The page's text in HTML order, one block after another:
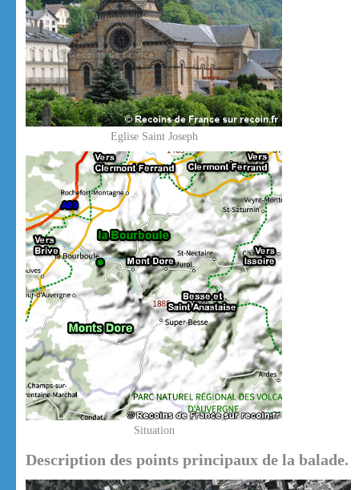
Eglise Saint Joseph
Situation
Description des points principaux de la balade.